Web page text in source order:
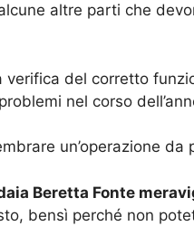
altre parti che
verifica del corretto
nel corso
un’operazione
Beretta Fonte
bensì perché non